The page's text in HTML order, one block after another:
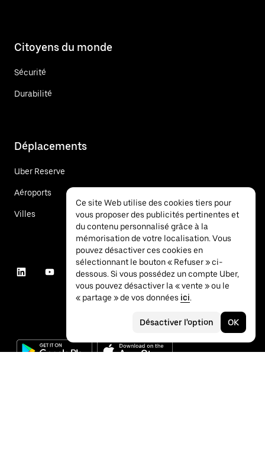
Citoyens du monde
Sécurité
Durabilité
Déplacements
Uber Reserve
Aéroports
Villes
Ce site Web utilise des cookies tiers pour
vous proposer des publicités pertinentes et
du contenu personnalisé grâce à la
mémorisation de votre localisation. Vous
pouvez désactiver ces cookies en
sélectionnant le bouton « Refuser » ci-
dessous. Si vous possédez un compte Uber,
vous pouvez désactiver la « vente » ou le
« partage » de vos données ici.
Désactiver l'option OK